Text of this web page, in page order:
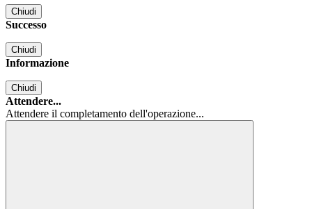
Chiudi
Successo
Chiudi
Informazione
Chiudi
Attendere...
Attendere il completamento dell'operazione...